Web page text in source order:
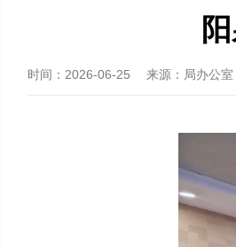
时间： 2026-06-25 来源： 局办公室